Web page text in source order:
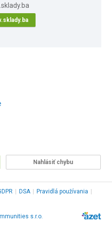
Nahlásiť chybu
DSA Pravidlá používania
s.r.o.